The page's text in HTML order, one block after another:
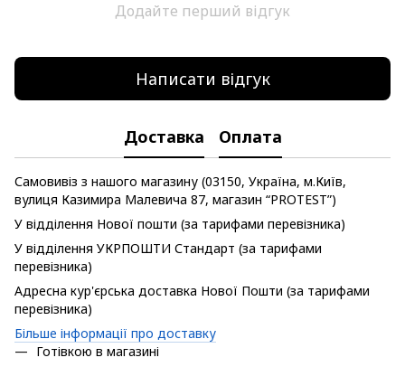
Додайте перший відгук
Написати відгук
Доставка Оплата
Самовивіз з нашого магазину (03150, Україна, м.Київ,
вулиця Казимира Малевича 87, магазин “PROTEST”)
У відділення Нової пошти (за тарифами перевізника)
У відділення УКРПОШТИ Стандарт (за тарифами
перевізника)
Адресна кур'єрська доставка Нової Пошти (за тарифами
перевізника)
Більше інформації про доставку
Готівкою в магазині